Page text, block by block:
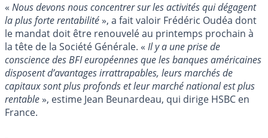
« Nous devons nous concentrer sur les activités qui dégagent
la plus forte rentabilité», a fait valoir Frédéric Oudéa dont
le mandat doit être renouvelé au printemps prochain à
la tête de la Société Générale. « Il y a une prise de
conscience des BFI européennes que les banques américaines
disposent d’avantages irrattrapables, leurs marchés de
capitaux sont plus profonds et leur marché national est plus
rentable», estime Jean Beunardeau, qui dirige HSBC en
France.